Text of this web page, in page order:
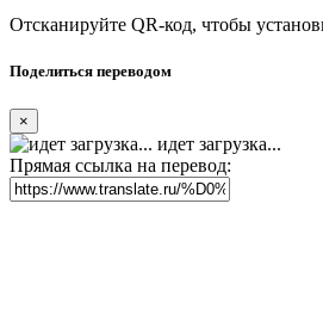
Отсканируйте QR-код, чтобы
Поделиться переводом
×
идет загрузка...
Прямая ссылка на перевод: